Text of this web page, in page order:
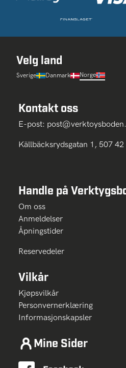
Velg land
Sverige Danmark Norge
Kontakt oss
E-post:
Källbäcksrydsgatan 1, 507 42
Handle på
Om oss
Anmeldelser
Åpningstider
Reservedeler
Vilkår
Kjøpsvilkår
Personvernerklæring
Informasjonskapsler
Mine Sider